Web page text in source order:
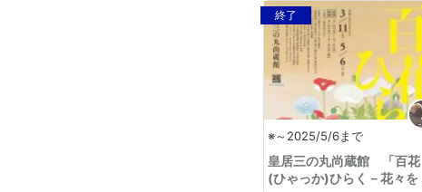
終了
※～2025/5/6まで
皇居三の丸尚蔵館 「百花
(ひゃっか)ひらく－花々を